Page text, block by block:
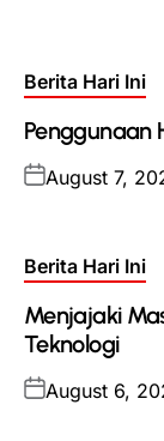
Posted
Berita Hari Ini
Penggunaan
Posted
August 7,
Posted
Berita Hari Ini
Menjajaki
Teknologi
Posted
August 6,